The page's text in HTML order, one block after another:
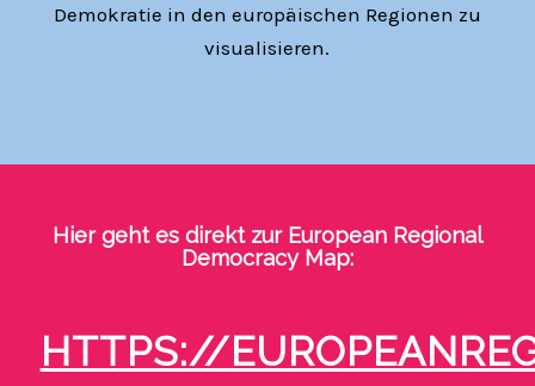
Demokratie in den europäischen Regionen zu
visualisieren.
Hier geht es direkt zur European Regional
Democracy Map:
HTTPS://